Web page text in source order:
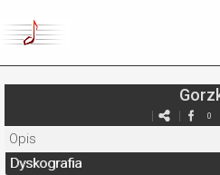
0
Opis
Dyskografia